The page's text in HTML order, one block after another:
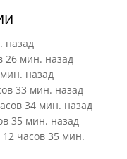
назад
26 мин. назад
назад
33 мин. назад
34 мин. назад
35 мин. назад
12 часов 35 мин.